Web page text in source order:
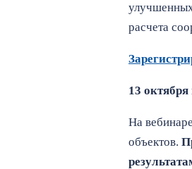
расчета
13
На
объектов.